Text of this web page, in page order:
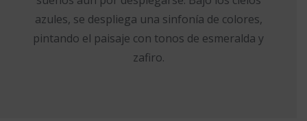
azules, se despliega una sinfonía de colores,
pintando el paisaje con tonos de esmeralda y
zafiro.